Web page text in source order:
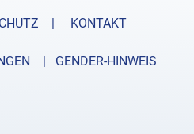
|
KONTAKT
| GENDER-HINWEIS